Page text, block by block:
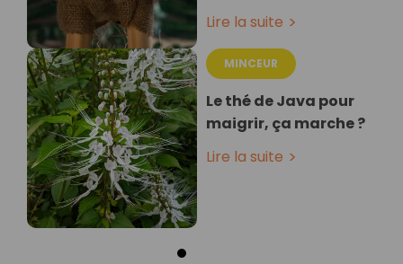
Lire la suite
MINCEUR
Le thé de Java pour
maigrir, ça marche ?
Lire la suite